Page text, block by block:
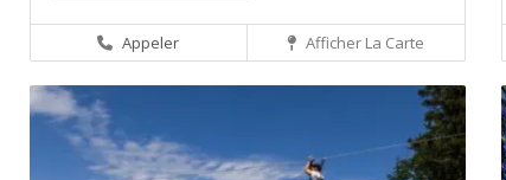
Appeler Afficher La Carte